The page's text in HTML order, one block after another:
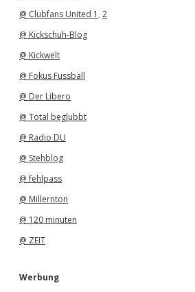
@ Clubfans United 1 , 2
@ Kickschuh-Blog
@ Kickwelt
@ Fokus Fussball
@ Der Libero
@ Total beglubbt
@ Radio DU
@ Stehblog
@ fehlpass
@ Millernton
@ 120 minuten
@ ZEIT
Werbung